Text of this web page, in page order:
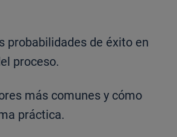
probabilidades de éxito en
proceso.
más comunes y cómo
práctica.